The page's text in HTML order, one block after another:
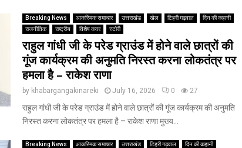
Breaking News आकस्मिक समाचार उत्तराखंड खेल टिहरी गढ़वाल
दिन की कहानी
राजनीतिक
राष्ट्रीय विशेष कवर स्टोरी
राहुल गांधी जी के परेड ग्राउंड में होने वाले छात्रों की
गूंज कार्यक्रम की अनुमति निरस्त करना लोकतंत्र पर
हमला है – राकेश राणा
by khabargangakinareki July 16, 2026 0 27
राहुल गांधी जी के परेड ग्राउंड में होने वाले छात्रों की गूंज कार्यक्रम की अनुमति
निरस्त करना लोकतंत्र पर हमला है – राकेश राणा मुख्य...
Breaking News आकस्मिक समाचार उत्तराखंड टिहरी गढ़वाल
दिन की कहानी